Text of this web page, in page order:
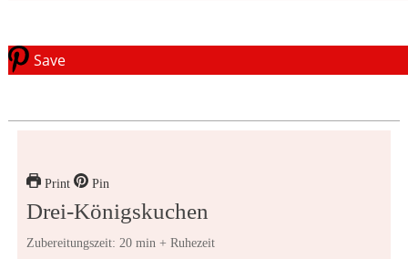
Save
Print Pin
Drei-Königskuchen
Zubereitungszeit: 20 min + Ruhezeit